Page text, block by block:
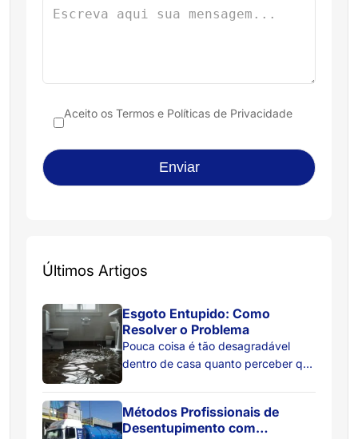
Aceito os Termos e Políticas de Privacidade
Últimos Artigos
Esgoto Entupido: Como
Resolver o Problema
Pouca coisa é tão desagradável
dentro de casa quanto perceber que
a escoar devagar. Depois, surgem
bolhas estranhas no ralo. Em
Métodos Profissionais de
Desentupimento com